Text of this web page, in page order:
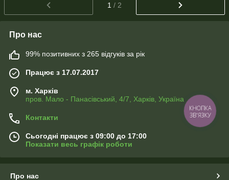
1 / 2
Про нас
99% позитивних з 265 відгуків за рік
Працює з 17.07.2017
м. Харків
пров. Мало - Панасівський, 4/7, Харків, Україна
Контакти
Сьогодні працює з 09:00 до 17:00
Показати весь графік роботи
Про нас
КНОПКА
ЗВ'ЯЗКУ